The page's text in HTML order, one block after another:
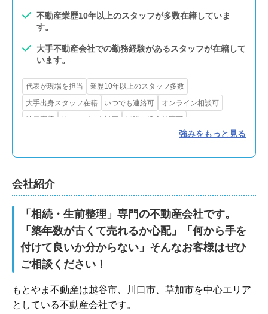
不動産業歴10年以上のスタッフが多数在籍していま
す。
大手不動産会社での勤務経験があるスタッフが在籍して
います。
代表が現場を担当
業歴10年以上のスタッフ多数
大手出身スタッフ在籍
いつでも連絡可
オンライン相談可
地元密着
リースバック対応
出張・遠方対応可
インスペクション
強みをもっと見る
会社紹介
「相続・生前整理」専門の不動産会社です。
「築年数が古くて売れるか心配」「何から手を
付けて良いか分からない」そんなお客様はぜひ
ご相談ください！
もとやま不動産は越谷市、川口市、草加市を中心エリア
としている不動産会社です。